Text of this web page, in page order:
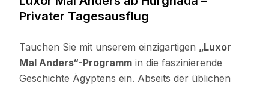
Privater Tagesausflug
Tauchen Sie mit unserem einzigartigen „Luxor
Mal Anders“-Programm in die faszinierende
Geschichte Ägyptens ein. Abseits der üblichen